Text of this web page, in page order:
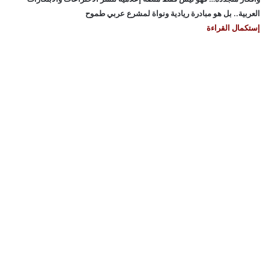
العربية.. بل هو مبادرة ريادية ونواة لمشرع عربي طموح
إستكمال القراءة